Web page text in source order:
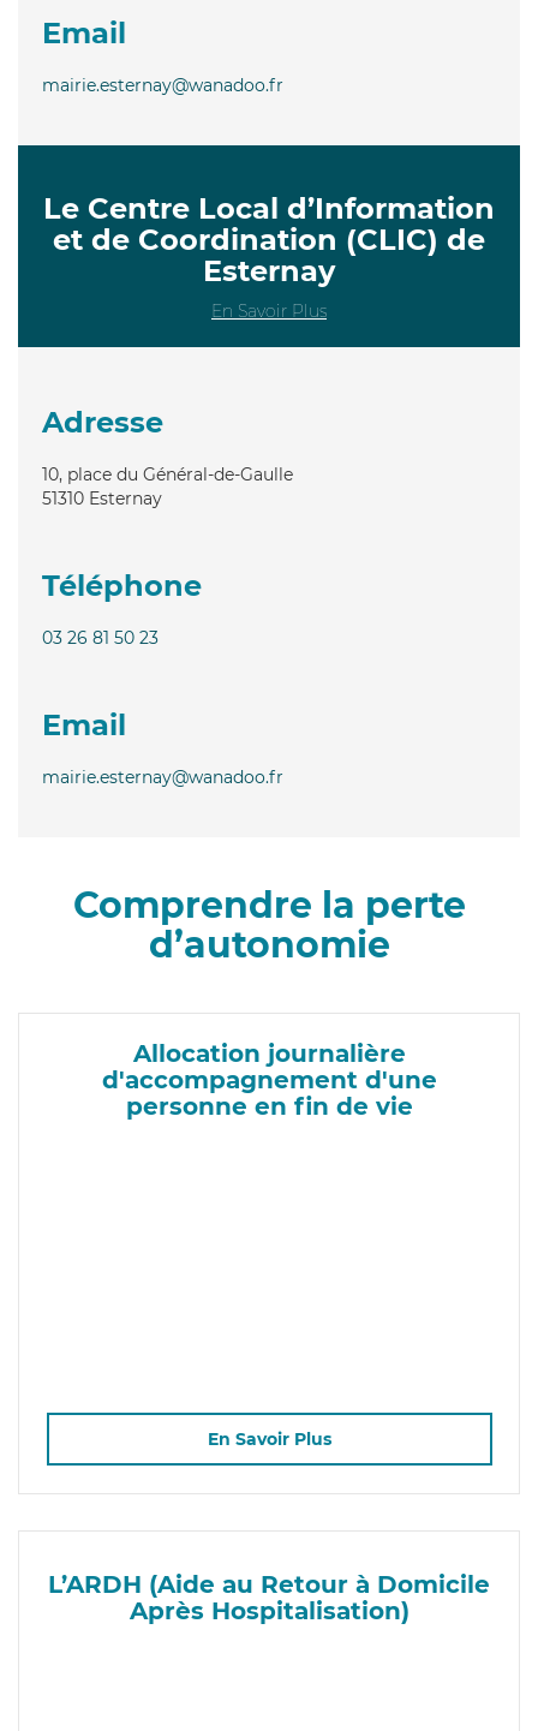
Email
mairie.esternay@wanadoo.fr
Le Centre Local d’Information
et de Coordination (CLIC) de
Esternay
En Savoir Plus
Adresse
10, place du Général-de-Gaulle
51310 Esternay
Téléphone
03 26 81 50 23
Email
mairie.esternay@wanadoo.fr
Comprendre la perte
d’autonomie
Allocation journalière
d'accompagnement d'une
personne en fin de vie
En Savoir Plus
L’ARDH (Aide au Retour à Domicile
Après Hospitalisation)